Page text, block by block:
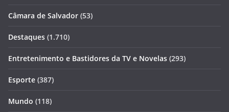
Câmara de Salvador (53)
Destaques (1.710)
Entretenimento e Bastidores da TV e Novelas (293)
Esporte (387)
Mundo (118)